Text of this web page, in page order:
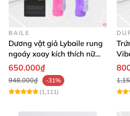
BAILE
Dương vật giả Lybaile rung
ngoáy xoay kích thích nữ
thủ dâm
650.000₫
948.000₫
-31%
(1,111)
mịn